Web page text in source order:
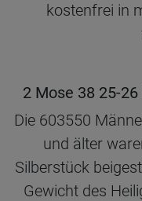
kostenfrei in
2 Mose 38 25-
Die 603550
und älter
Silberstück
Gewicht des